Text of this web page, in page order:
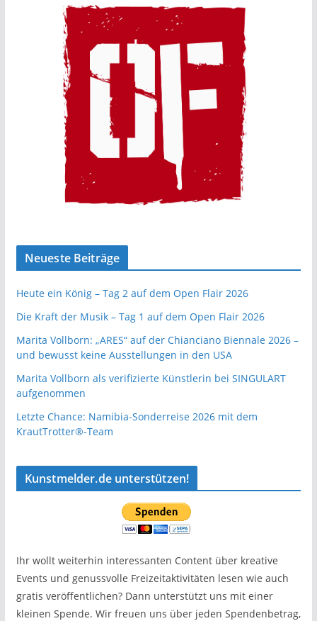
Neueste Beiträge
Heute ein König – Tag 2 auf dem Open Flair 2026
Die Kraft der Musik – Tag 1 auf dem Open Flair 2026
Marita Vollborn: „ARES“ auf der Chianciano Biennale 2026 –
und bewusst keine Ausstellungen in den USA
Marita Vollborn als verifizierte Künstlerin bei SINGULART
aufgenommen
Letzte Chance: Namibia-Sonderreise 2026 mit dem
KrautTrotter®-Team
Kunstmelder.de unterstützen!
Ihr wollt weiterhin interessanten Content über kreative
Events und genussvolle Freizeitaktivitäten lesen wie auch
gratis veröffentlichen? Dann unterstützt uns mit einer
kleinen Spende. Wir freuen uns über jeden Spendenbetrag,